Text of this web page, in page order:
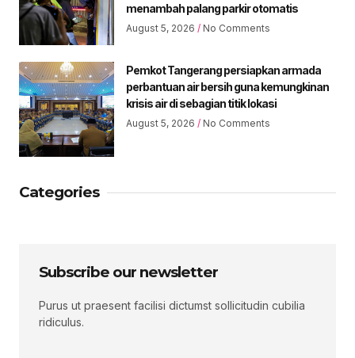
menambah palang parkir otomatis
August 5, 2026 No Comments
Pemkot Tangerang persiapkan armada
perbantuan air bersih guna kemungkinan
krisis air di sebagian titik lokasi
August 5, 2026 No Comments
Categories
Subscribe our newsletter
Purus ut praesent facilisi dictumst sollicitudin cubilia
ridiculus.